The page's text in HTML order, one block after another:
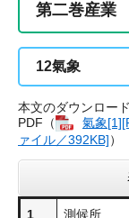
第二巻産業
12氣象
本文のダウンロード
PDF（
氣象
ァイル／392KB]）
1 測候所